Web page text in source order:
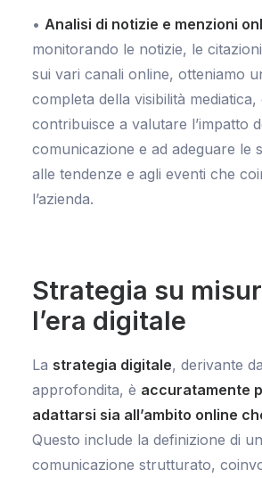
• Analisi di notizie e menzioni
monitorando le notizie, le
sui vari canali online, otteniamo
completa della visibilità mediatica,
contribuisce a valutare l’impatto
comunicazione e ad adeguare le
alle tendenze e agli eventi che
l’azienda.
Strategia su
l’era digitale
La strategia digitale, derivante
approfondita, è accuratamente
adattarsi sia all’ambito online
Questo include la definizione di
comunicazione strutturato,